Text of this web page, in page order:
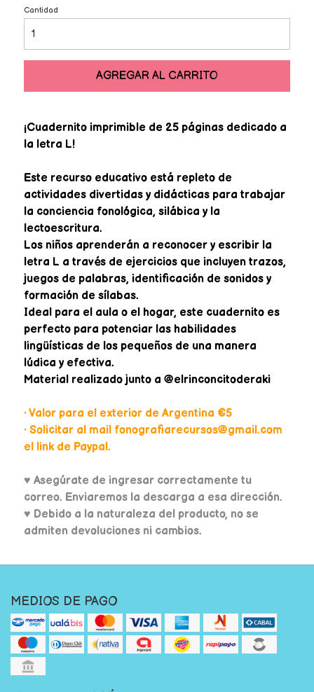
Cantidad
AGREGAR AL CARRITO
¡Cuadernito imprimible de 25 páginas dedicado a
la letra L!
Este recurso educativo está repleto de
actividades divertidas y didácticas para trabajar
la conciencia fonológica, silábica y la
lectoescritura.
Los niños aprenderán a reconocer y escribir la
letra L a través de ejercicios que incluyen trazos,
juegos de palabras, identificación de sonidos y
formación de sílabas.
Ideal para el aula o el hogar, este cuadernito es
perfecto para potenciar las habilidades
lingüísticas de los pequeños de una manera
lúdica y efectiva.
Material realizado junto a @elrinconcitoderaki
• Valor para el exterior de Argentina €5
• Solicitar al mail fonografiarecursos@gmail.com
el link de Paypal.
♥ Asegúrate de ingresar correctamente tu
correo. Enviaremos la descarga a esa dirección.
♥ Debido a la naturaleza del producto, no se
admiten devoluciones ni cambios.
MEDIOS DE PAGO